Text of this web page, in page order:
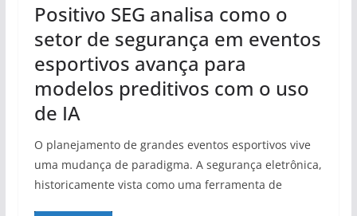
Positivo SEG analisa como o
setor de segurança em eventos
esportivos avança para
modelos preditivos com o uso
de IA
O planejamento de grandes eventos esportivos vive
uma mudança de paradigma. A segurança eletrônica,
historicamente vista como uma ferramenta de